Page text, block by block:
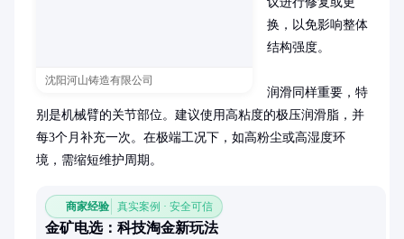
沈阳河山铸造有限公司
换，以免影响整体
结构强度。
润滑同样重要，特
别是机械臂的关节部位。建议使用高粘度的极压润滑脂，并
每3个月补充一次。在极端工况下，如高粉尘或高湿度环
境，需缩短维护周期。
商家经验 真实案例 · 安全可信
金矿电选：科技淘金新玩法